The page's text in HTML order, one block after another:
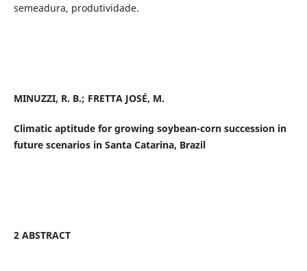
semeadura, produtividade.
MINUZZI, R. B.; FRETTA JOSÉ, M.
Climatic aptitude for growing soybean-corn succession in
future scenarios in Santa Catarina, Brazil
2 ABSTRACT